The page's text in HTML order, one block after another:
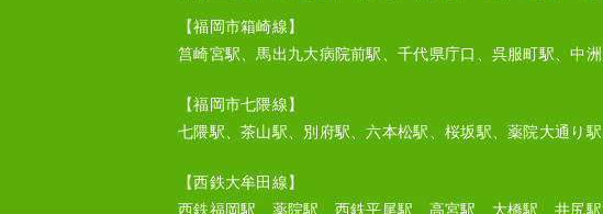
【福岡市箱崎線】
筥崎宮駅、馬出九大病院前駅、千代県庁口、呉服町駅、中
【福岡市七隈線】
七隈駅、茶山駅、別府駅、六本松駅、桜坂駅、薬院大通り
【西鉄大牟田線】
西鉄福岡駅、薬院駅、西鉄平尾駅、高宮駅、大橋駅、井尻